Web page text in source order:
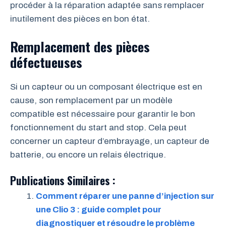
procéder à la réparation adaptée sans remplacer
inutilement des pièces en bon état.
Remplacement des pièces
défectueuses
Si un capteur ou un composant électrique est en
cause, son remplacement par un modèle
compatible est nécessaire pour garantir le bon
fonctionnement du start and stop. Cela peut
concerner un capteur d’embrayage, un capteur de
batterie, ou encore un relais électrique.
Publications Similaires :
Comment réparer une panne d’injection sur
une Clio 3 : guide complet pour
diagnostiquer et résoudre le problème